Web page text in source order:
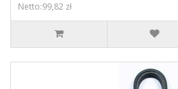
Netto:99,82 zł